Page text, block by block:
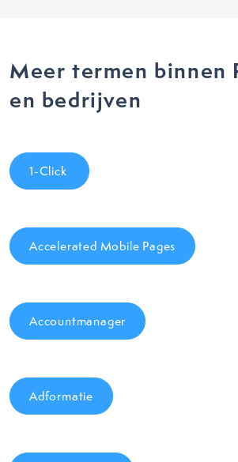
Meer termen binnen
en bedrijven
1-Click
Accelerated Mobile Pages
Accountmanager
Adformatie